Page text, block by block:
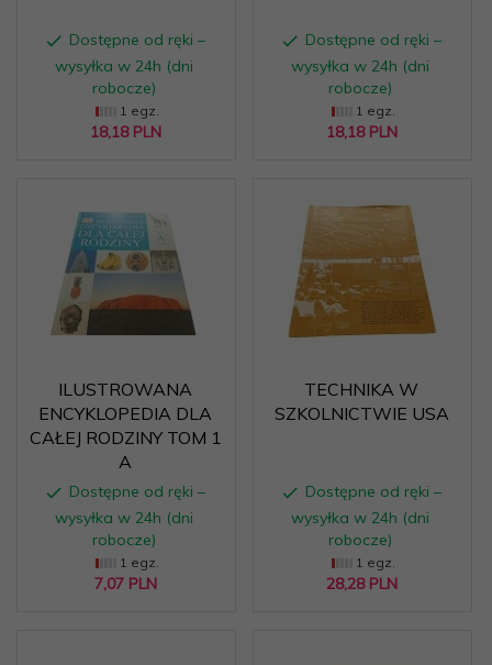
Dostępne od ręki –
wysyłka w 24h (dni
robocze)
1 egz.
18,18 PLN
Dostępne od ręki –
wysyłka w 24h (dni
robocze)
1 egz.
18,18 PLN
ILUSTROWANA
ENCYKLOPEDIA DLA
CAŁEJ RODZINY TOM 1
A
Dostępne od ręki –
wysyłka w 24h (dni
robocze)
1 egz.
7,07 PLN
TECHNIKA W
SZKOLNICTWIE USA
Dostępne od ręki –
wysyłka w 24h (dni
robocze)
1 egz.
28,28 PLN